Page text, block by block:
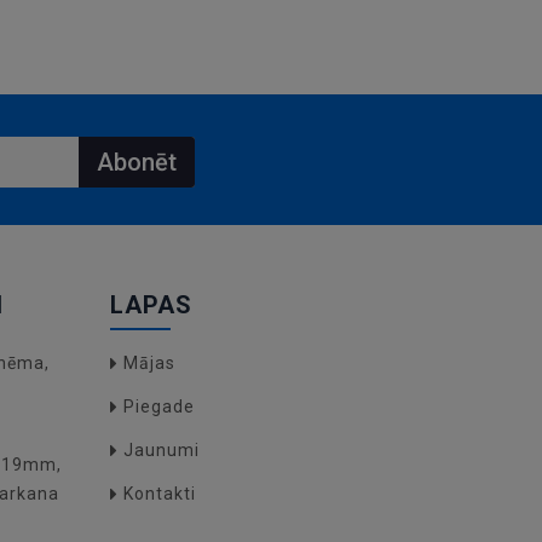
Abonēt
LAPAS
Mājas
Piegade
Jaunumi
Kontakti